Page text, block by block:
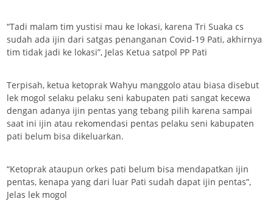
“Tadi malam tim yustisi mau ke lokasi, karena Tri Suaka cs
sudah ada ijin dari satgas penanganan Covid-19 Pati, akhirnya
tim tidak jadi ke lokasi”, Jelas Ketua satpol PP Pati
Terpisah, ketua ketoprak Wahyu manggolo atau biasa disebut
lek mogol selaku pelaku seni kabupaten pati sangat kecewa
dengan adanya ijin pentas yang tebang pilih karena sampai
saat ini ijin atau rekomendasi pentas pelaku seni kabupaten
pati belum bisa dikeluarkan.
“Ketoprak ataupun orkes pati belum bisa mendapatkan ijin
pentas, kenapa yang dari luar Pati sudah dapat ijin pentas”,
Jelas lek mogol